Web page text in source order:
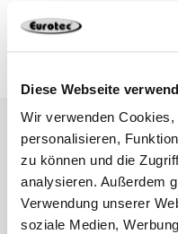
Diese Webseite
Wir verwenden
personalisieren,
zu können und die
analysieren. Außerdem
Verwendung unserer
soziale Medien,